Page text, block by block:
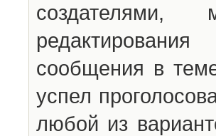
создателями,
сообщения в
успел
любой из